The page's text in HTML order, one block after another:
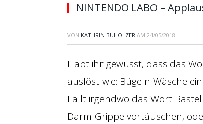
NINTENDO LABO –
VON KATHRIN BUHOLZER AM 24/05/2018
Habt ihr gewusst, dass das
auslöst wie: Bügeln Wäsche
Fällt irgendwo das Wort
Darm-Grippe vortäuschen,